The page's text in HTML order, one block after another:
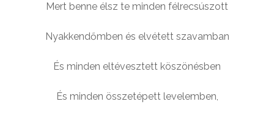
Mert benne élsz te minden félrecsúszott
Nyakkendőmben és elvétett szavamban
És minden eltévesztett köszönésben
És minden összetépett levelemben,